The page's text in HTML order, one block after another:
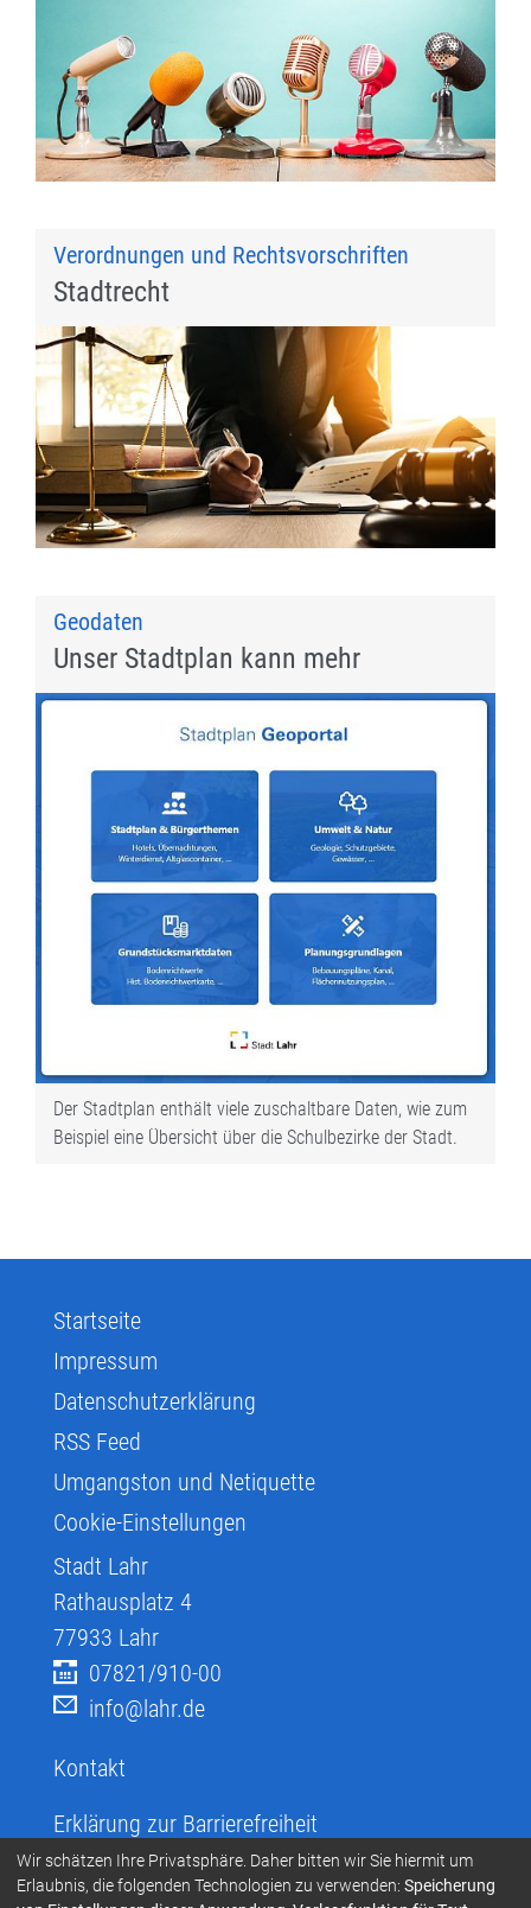
Verordnungen und Rechtsvorschriften
Stadtrecht
Geodaten
Unser Stadtplan kann mehr
Der Stadtplan enthält viele zuschaltbare Daten, wie zum
Beispiel eine Übersicht über die Schulbezirke der Stadt.
Startseite
Impressum
Datenschutzerklärung
RSS Feed
Umgangston und Netiquette
Cookie-Einstellungen
Stadt Lahr
Rathausplatz 4
77933 Lahr
07821/910-00
info@lahr.de
Kontakt
Erklärung zur Barrierefreiheit
Infos zur Barrierefreiheit
Wir schätzen Ihre Privatsphäre. Daher bitten wir Sie hiermit um
Erlaubnis, die folgenden Technologien zu verwenden: Speicherung